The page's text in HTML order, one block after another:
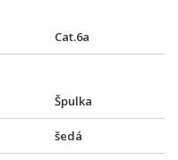
Cat.6a
Špulka
šedá